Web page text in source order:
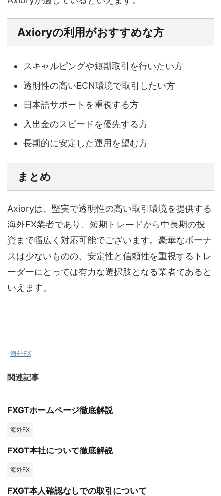
Axioryの利用がおすすめな方
スキャルピングや短期取引を行いたい方
透明性の高いECN環境で取引したい方
日本語サポートを重視する方
入出金のスピードを優先する方
長期的に安定した運用を望む方
まとめ
Axioryは、堅実で透明性の高い取引環境を提供する
海外FX業者であり、短期トレードから中長期の投
資まで幅広く対応可能でございます。豪華なボーナ
スは少ないものの、安定性と信頼性を重視するトレ
ーダーにとっては有力な選択肢となる業者であると
いえます。
-海外FX
関連記事
FXGTホームページ徹底解説
海外FX
FXGT本社について徹底解説
海外FX
FXGT本人確認なしでの取引について